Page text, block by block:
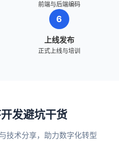
前端与后端编码
6
上线发布
正式上线与培训
发避坑干货
技术分享，助力数字化转型